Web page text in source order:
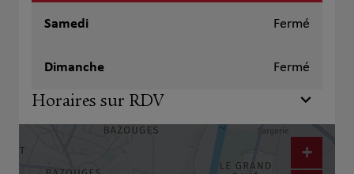
Samedi Fermé
Dimanche Fermé
Horaires sur RDV
+